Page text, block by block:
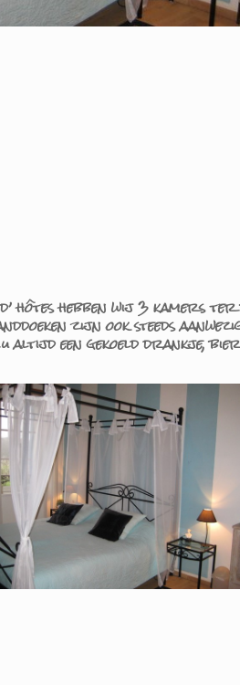
hôtes hebben wij 3 kamers
zijn ook steeds
altijd een gekoeld drankje,